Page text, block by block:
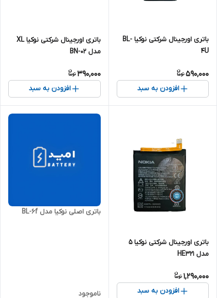
باتری اورجینال شرکتی نوکیا BL-
4U
590,000
افزودن به سبد
باتری اورجینال شرکتی نوکیا XL
مدل BN-02
390,000
افزودن به سبد
باتری اورجینال شرکتی نوکیا 5
مدل HE321
1,290,000
افزودن به سبد
باتری اصلی نوکیا مدل BL-6f
ناموجود